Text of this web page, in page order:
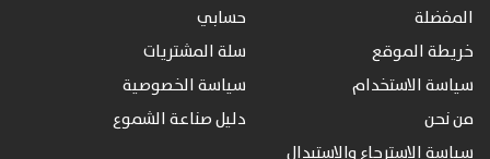
المفضلة
حسابي
خريطة الموقع
سلة المشتريات
سياسة الاستخدام
سياسة الخصوصية
من نحن
دليل صناعة الشموع